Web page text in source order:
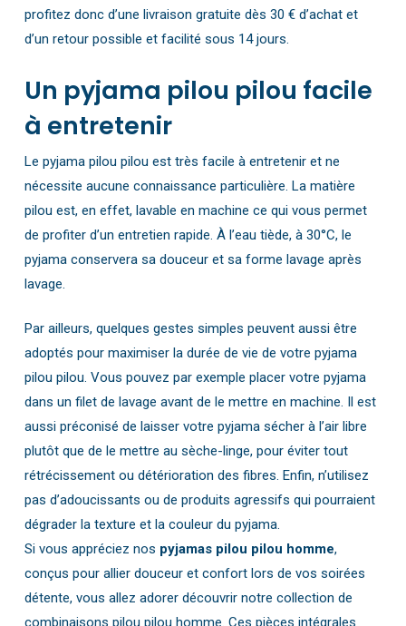
profitez donc d’une livraison gratuite dès 30 € d’achat et
d’un retour possible et facilité sous 14 jours.
Un pyjama pilou pilou facile
à entretenir
Le pyjama pilou pilou est très facile à entretenir et ne
nécessite aucune connaissance particulière. La matière
pilou est, en effet, lavable en machine ce qui vous permet
de profiter d’un entretien rapide. À l’eau tiède, à 30°C, le
pyjama conservera sa douceur et sa forme lavage après
lavage.
Par ailleurs, quelques gestes simples peuvent aussi être
adoptés pour maximiser la durée de vie de votre pyjama
pilou pilou. Vous pouvez par exemple placer votre pyjama
dans un filet de lavage avant de le mettre en machine. Il est
aussi préconisé de laisser votre pyjama sécher à l’air libre
plutôt que de le mettre au sèche-linge, pour éviter tout
rétrécissement ou détérioration des fibres. Enfin, n’utilisez
pas d’adoucissants ou de produits agressifs qui pourraient
dégrader la texture et la couleur du pyjama.
Si vous appréciez nos pyjamas pilou pilou homme,
conçus pour allier douceur et confort lors de vos soirées
détente, vous allez adorer découvrir notre collection de
combinaisons pilou pilou homme. Ces pièces intégrales